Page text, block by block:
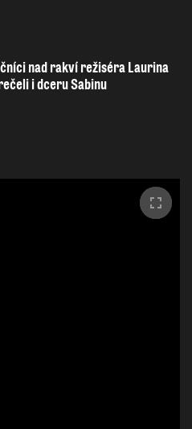
nad rakví režiséra Laurina
i dceru Sabinu